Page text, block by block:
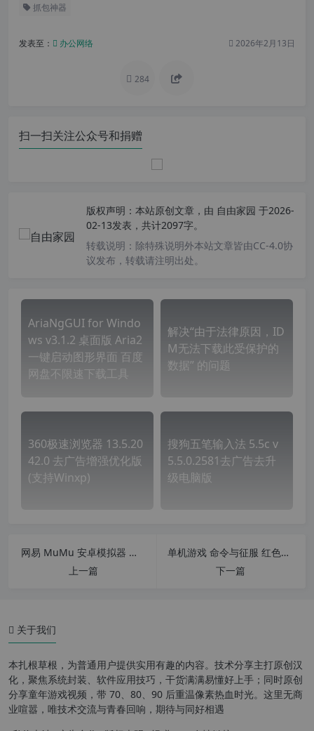
抓包神器
发表至： 办公网络 2026年2月13日
284
扫一扫关注公众号和捐赠
版权声明： 本站原创文章，由 自由家园 于2026-
02-13发表，共计2097字。
转载说明： 除特殊说明外本站文章皆由CC-4.0协
议发布，转载请注明出处。
AriaNgGUI for Windo
ws v3.1.2 桌面版 Aria2
一键启动图形界面 百度
网盘不限速下载工具
解决“由于法律原因，ID
M无法下载此受保护的
数据” 的问题
360极速浏览器 13.5.20
42.0 去广告增强优化版
(支持Winxp)
搜狗五笔输入法 5.5c v
5.5.0.2581去广告去升
级电脑版
网易 MuMu 安卓模拟器 纯净去广告版 v5.14.2
上一篇
单机游戏 命令与征服 红色警戒2 Red Alert 2在线网页版
下一篇
抓取 HTTP/HTTPS 数据
Fiddler 的工作原理
关于我们
本扎根草根，为普通用户提供实用有趣的内容。技术分享主打原创汉
化，聚焦系统封装、软件应用技巧，干货满满易懂好上手；同时原创
分享童年游戏视频，带 70、80、90 后重温像素热血时光。这里无商
业喧嚣，唯技术交流与青春回响，期待与同好相遇